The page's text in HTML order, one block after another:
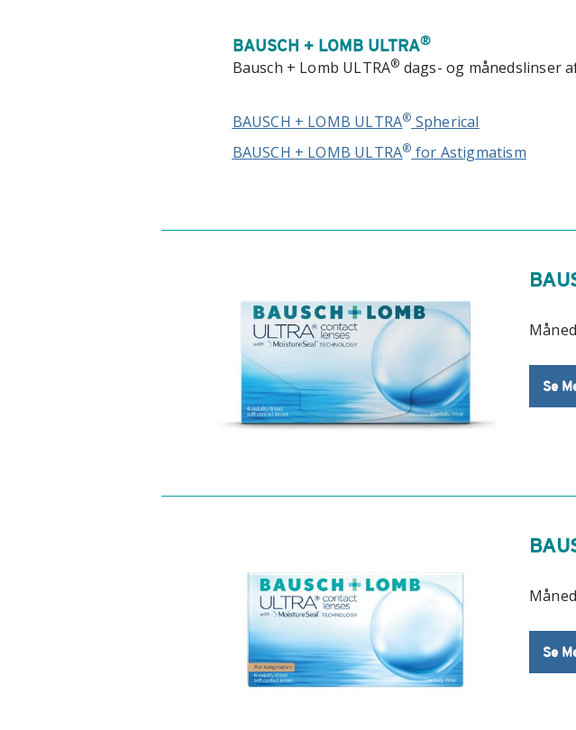
BAUSCH + LOMB ULTRA®
Bausch + Lomb ULTRA® dags- og månedslinser
BAUSCH + LOMB ULTRA® Spherical
BAUSCH + LOMB ULTRA® for Astigmatism
Se
Se